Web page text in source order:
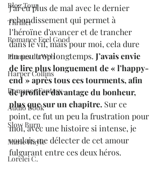
Blog Tour
Thriller
Romance Feel Good
Plumes du Web
Harper Collins
Romance Fantasy
Audio Book
Slow Burn
Marie Hayle
Lorelei C.
J’ai eu plus de mal avec le dernier
rebondissement qui permet à
l’héroïne d’avancer et de trancher
dans le vif, mais pour moi, cela dure
un peu trop longtemps. J’avais envie
de lire plus longuement de « l’happy-
end » après tous ces tourments, afin
de profiter davantage du bonheur,
plus que sur un chapitre. Sur ce
point, ce fut un peu la frustration pour
moi, avec une histoire si intense, je
voulais me délecter de cet amour
fulgurant entre ces deux héros.